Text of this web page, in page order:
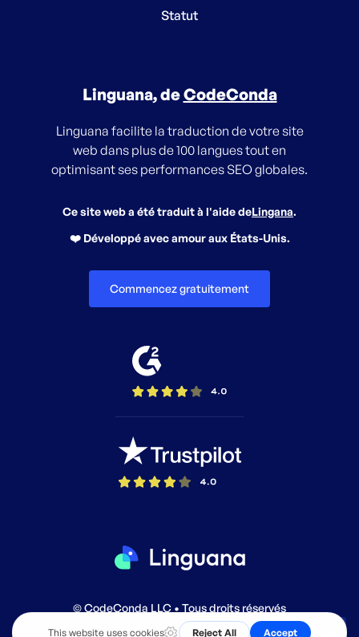
Statut
Linguana, deCodeConda
Linguana facilite la traduction de votre site
web dans plus de 100 langues tout en
optimisant ses performances SEO globales.
Ce site web a été traduit à l'aide deLingana.
❤️ Développé avec amour aux États-Unis.
Commencez gratuitement
© CodeConda LLC • Tous droits réservés